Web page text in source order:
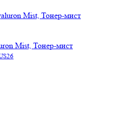
Mist, Тонер-мист